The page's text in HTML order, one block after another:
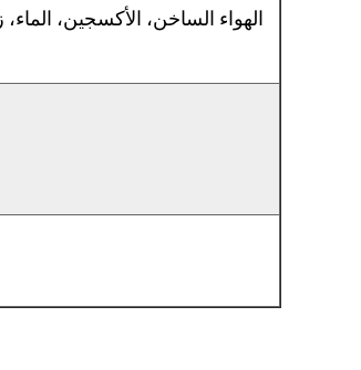
الهواء الساخن، الأكسجين،